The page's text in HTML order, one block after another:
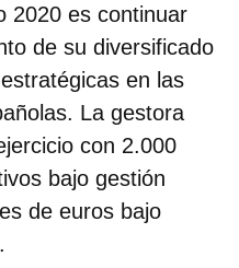
2020 es continuar
de su diversificado
en las
La gestora
con 2.000
bajo gestión
de euros bajo